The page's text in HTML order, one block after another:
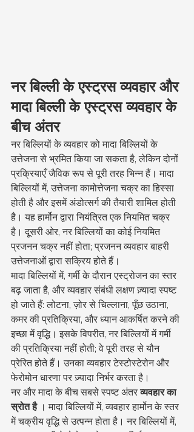
नर बिल्ली के एस्ट्रस व्यवहार और
मादा बिल्ली के एस्ट्रस व्यवहार के
बीच अंतर
नर बिल्लियों के व्यवहार को मादा बिल्लियों के
उत्तेजना से भ्रमित किया जा सकता है, लेकिन दोनों
प्रक्रियाएँ जैविक रूप से पूरी तरह भिन्न हैं। मादा
बिल्लियों में, उत्तेजना कामोत्तेजना चक्र का हिस्सा
होती है और इसमें अंडोत्सर्ग की तैयारी शामिल होती
है। यह हार्मोन द्वारा नियंत्रित एक नियमित चक्र
है। दूसरी ओर, नर बिल्लियों का कोई नियमित
प्रजनन चक्र नहीं होता; प्रजनन व्यवहार बाहरी
उत्तेजनाओं द्वारा सक्रिय होते हैं।
मादा बिल्लियों में, गर्मी के दौरान एस्ट्रोजन का स्तर
बढ़ जाता है, और व्यवहार संबंधी लक्षण ज़्यादा स्पष्ट
हो जाते हैं: लोटना, ज़ोर से चिल्लाना, पूँछ उठाना,
कमर की प्रतिक्रिया, और ध्यान आकर्षित करने की
इच्छा में वृद्धि। इसके विपरीत, नर बिल्लियों में गर्मी
की प्रतिक्रिया नहीं होती; वे पूरी तरह से यौन
प्रेरित होते हैं। उनका व्यवहार टेस्टोस्टेरोन और
फेरोमोन धारणा पर ज़्यादा निर्भर करता है।
नर और मादा के बीच सबसे स्पष्ट अंतर व्यवहार का
स्रोत है । मादा बिल्लियों में, व्यवहार हार्मोन के स्तर
में चक्रीय वृद्धि से उत्पन्न होता है। नर बिल्लियों में,